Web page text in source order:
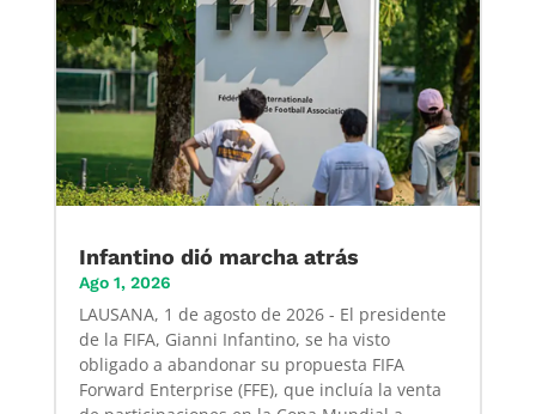
Infantino dió marcha atrás
Ago 1, 2026
LAUSANA, 1 de agosto de 2026 - El presidente
de la FIFA, Gianni Infantino, se ha visto
obligado a abandonar su propuesta FIFA
Forward Enterprise (FFE), que incluía la venta